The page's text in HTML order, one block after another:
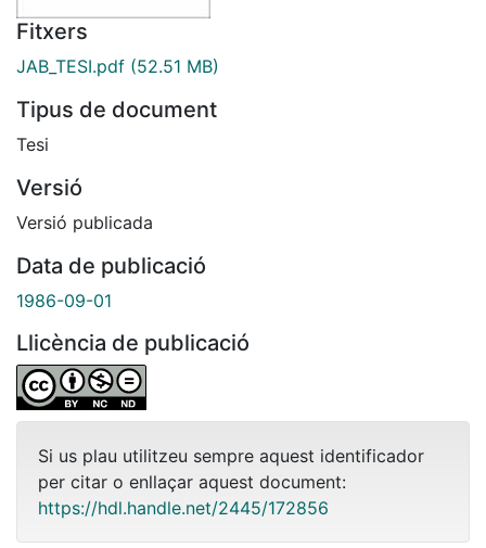
Fitxers
JAB_TESI.pdf (52.51 MB)
Tipus de document
Tesi
Versió
Versió publicada
Data de publicació
1986-09-01
Llicència de publicació
Si us plau utilitzeu sempre aquest identificador
per citar o enllaçar aquest document:
https://hdl.handle.net/2445/172856